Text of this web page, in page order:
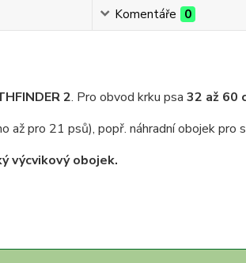
Komentáře 0
2. Pro obvod krku psa 32 až 60
až pro 21 psů), popř. náhradní obojek pro
výcvikový obojek.